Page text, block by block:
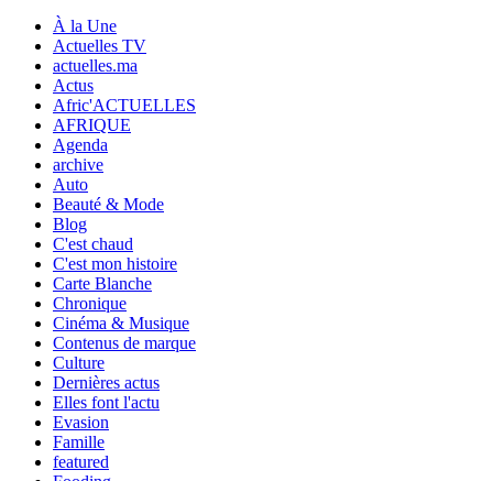
À la Une
Actuelles TV
actuelles.ma
Actus
Afric'ACTUELLES
AFRIQUE
Agenda
archive
Auto
Beauté & Mode
Blog
C'est chaud
C'est mon histoire
Carte Blanche
Chronique
Cinéma & Musique
Contenus de marque
Culture
Dernières actus
Elles font l'actu
Evasion
Famille
featured